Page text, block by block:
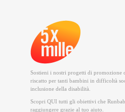
Sostieni i nostri progetti di promozione
riscatto per tanti bambini in difficoltà
inclusione della disabilità.
Scopri QUI tutti gli obiettivi che
raggiungere grazie al tuo aiuto.